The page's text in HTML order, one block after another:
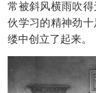
常被斜风横雨吹
伙学习的精神劲
缕中创立了起来。